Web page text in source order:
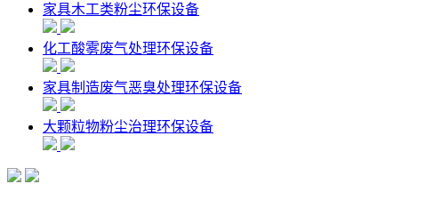
家具木工类粉尘环保设备
化工酸雾废气处理环保设备
家具制造废气恶臭处理环保设备
大颗粒物粉尘治理环保设备